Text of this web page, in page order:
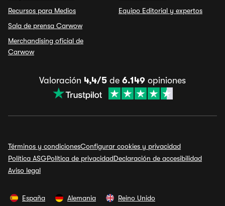
Recursos para Medios
Sala de prensa Carwow
Merchandising oficial de
Carwow
Equipo Editorial y expertos
Valoración 4,4/5 de 6.149 opiniones
Términos y condicionesConfigurar cookies y privacidad
Política ASGPolítica de privacidadDeclaración de accesibilidad
Aviso legal
España Alemania Reino Unido